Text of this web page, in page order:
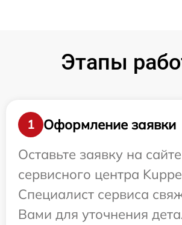
Этапы
1
Оформление заявки
Оставьте заявку на сайте
сервисного центра
Специалист сервиса
Вами для уточнения